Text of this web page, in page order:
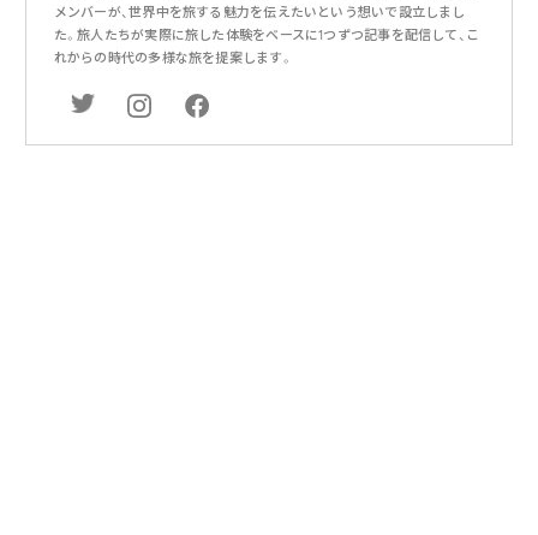
メンバーが、世界中を旅する魅力を伝えたいという想いで設立しまし
た。旅人たちが実際に旅した体験をベースに1つずつ記事を配信して、こ
れからの時代の多様な旅を提案します。